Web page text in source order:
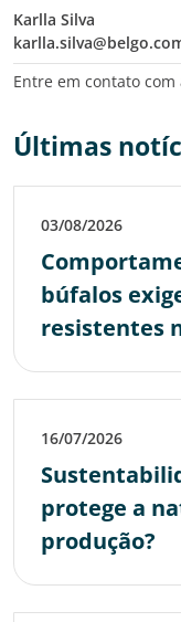
Karlla Silva
Entre em contato com
Últimas
03/08/2026
búfalos
resistentes
16/07/2026
protege a
produção?